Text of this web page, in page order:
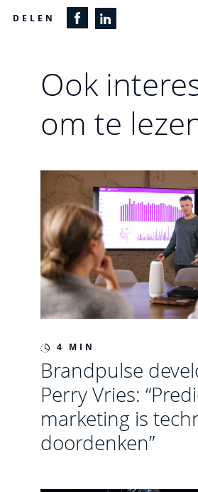
DELEN
Ook
om te
4 MIN
Brandpulse
Perry Vries:
marketing is
doordenken”